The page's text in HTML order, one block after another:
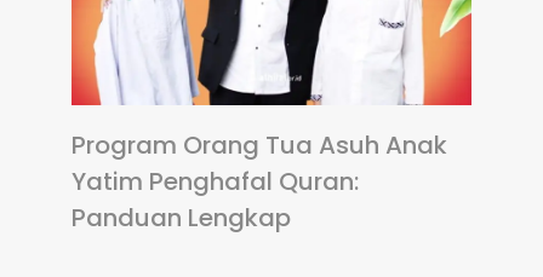
Program Orang Tua Asuh Anak
Yatim Penghafal Quran:
Panduan Lengkap